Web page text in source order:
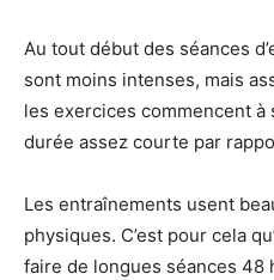
Au tout début des séances
sont moins intenses, mais
les exercices commencent à
durée assez courte par
Les entraînements usent
physiques. C’est pour cela
faire de longues séances 48